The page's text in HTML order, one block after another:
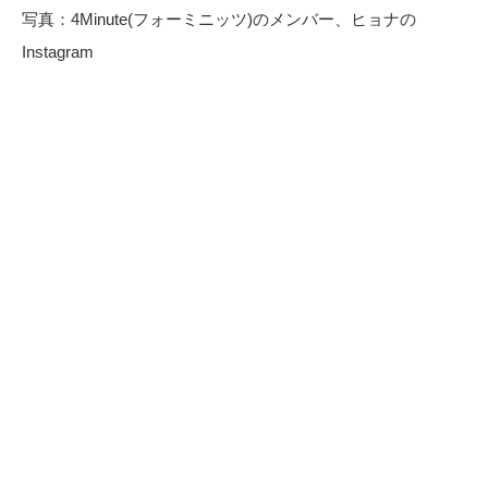
写真：4Minute(フォーミニッツ)のメンバー、ヒョナの
Instagram